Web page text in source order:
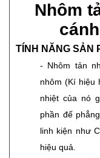
Nhôm
TÍNH NĂNG SẢN
- Nhôm tản
nhôm (Kí hiệu
nhiệt của nó
phần đế
linh kiện như
hiệu quả.